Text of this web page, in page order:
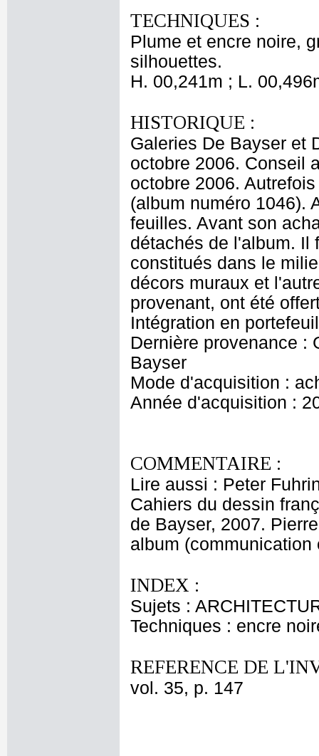
TECHNIQUES :
Plume et encre noire,
silhouettes.
H. 00,241m ; L.
HISTORIQUE :
Galeries De Bayser et
octobre 2006. Conseil
octobre 2006.
(album numéro 1046).
feuilles. Avant son
détachés de l'album. Il
constitués dans le
décors muraux et
provenant, ont été
Intégration en
Dernière provenance :
Bayser
Mode d'acquisition :
Année d'acquisition :
COMMENTAIRE :
Lire aussi : Peter
Cahiers du dessin
de Bayser, 2007.
album
INDEX :
Sujets :
Techniques : encre
REFERENCE DE
vol. 35, p. 147